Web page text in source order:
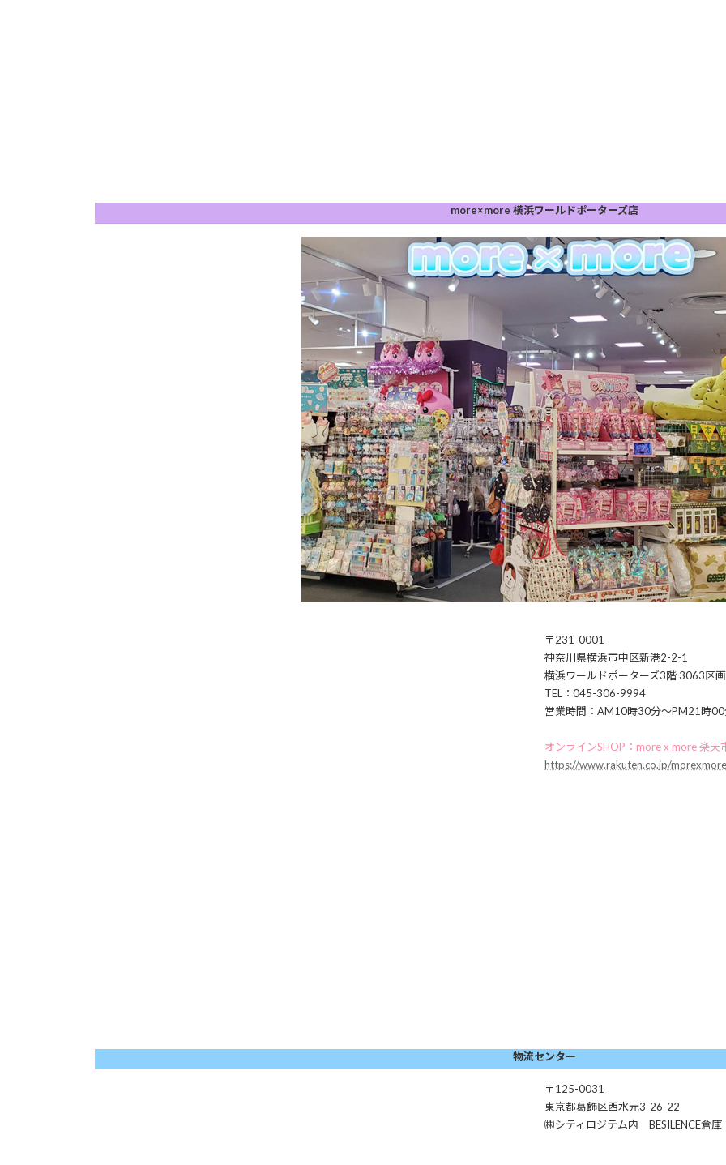
more×more 横浜ワールドポーターズ店
〒231-0001
神奈川県横浜市中区新港2-2-1
横浜ワールドポーターズ3階 3063区画
TEL：045-306-9994
営業時間：AM10時30分〜PM21時
オンラインSHOP：more x more 楽天
https://www.rakuten.co.jp/
物流センター
〒125-0031
東京都葛飾区西水元3-26-22
㈱シティロジテム内 BESILENCE倉庫